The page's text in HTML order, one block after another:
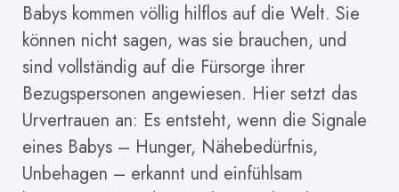
Babys kommen völlig hilflos auf die Welt. Sie
können nicht sagen, was sie brauchen, und
sind vollständig auf die Fürsorge ihrer
Bezugspersonen angewiesen. Hier setzt das
Urvertrauen an: Es entsteht, wenn die Signale
eines Babys – Hunger, Nähebedürfnis,
Unbehagen – erkannt und einfühlsam